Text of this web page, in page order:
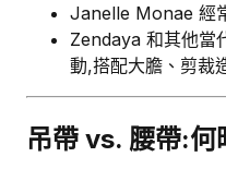
Janelle Monae 經
Zendaya 和其他當
動,搭配大膽、剪裁
吊帶 vs. 腰帶:何